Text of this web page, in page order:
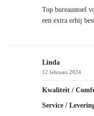
Top bureaustoel
een extra erbij
Linda
12 februari 2024
Kwaliteit /
Service /